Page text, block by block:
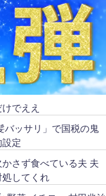
でええ
バッサリ」で国税の鬼
設定
さず食べている夫 夫
してくれ